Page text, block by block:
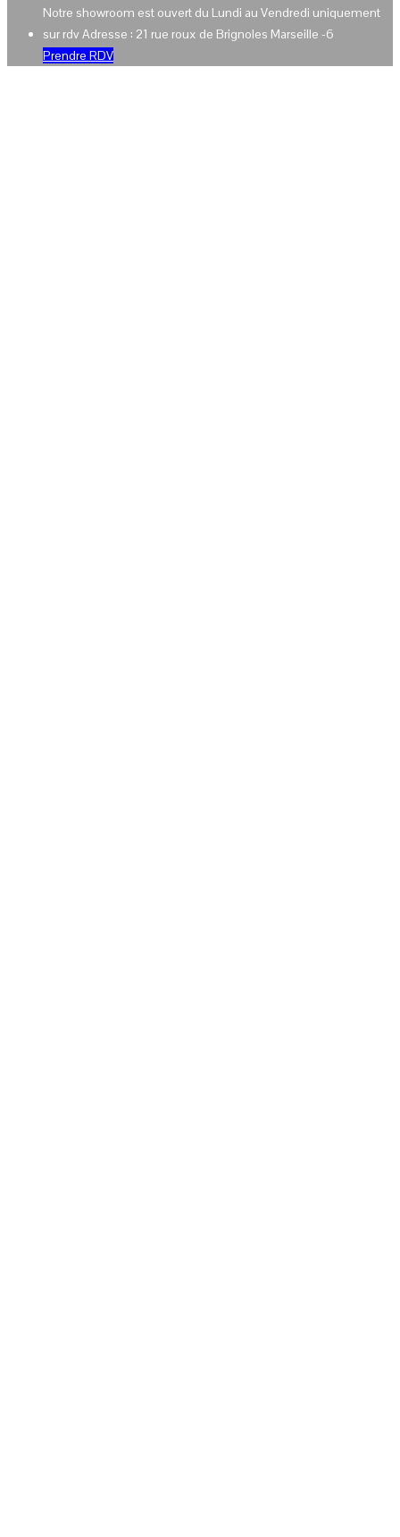
Notre showroom est ouvert du Lundi au Vendredi uniquement
sur rdv Adresse : 21 rue roux de Brignoles Marseille -6
Prendre RDV